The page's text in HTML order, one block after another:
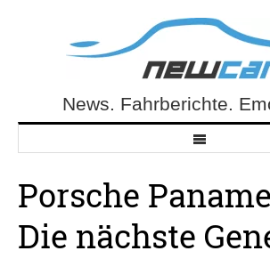
NewCarz.deNews. Fahrberichte.
Porsche
Die nächste